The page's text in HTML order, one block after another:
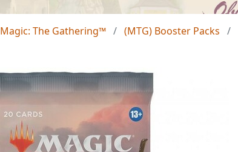
Magic: The Gathering™ (MTG) Booster Packs